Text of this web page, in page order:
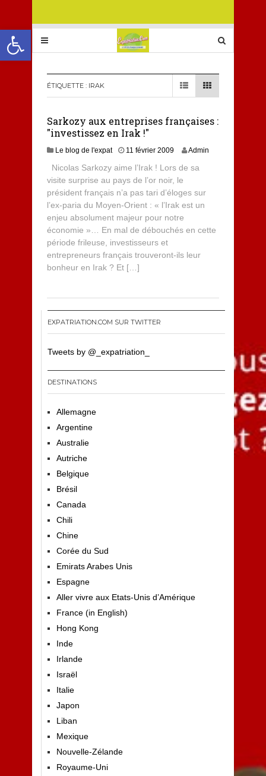
Ouvrir la barre d’outils
ÉTIQUETTE : IRAK
Sarkozy aux entreprises françaises :
"investissez en Irak !"
Le blog de l'expat 11 février 2009 Admin
Nicolas Sarkozy aime l’Irak ! Lors de sa
visite surprise au pays de l’or noir, le
président français n’a pas tari d’éloges sur
l’ex-paria du Moyen-Orient : « l’Irak est un
enjeu absolument majeur pour notre
économie »… En mal de débouchés en cette
période frileuse, investisseurs et
entrepreneurs français trouveront-ils leur
bonheur en Irak ? Et […]
EXPATRIATION.COM SUR TWITTER
Tweets by @_expatriation_
DESTINATIONS
Allemagne
Argentine
Australie
Autriche
Belgique
Brésil
Canada
Chili
Chine
Corée du Sud
Emirats Arabes Unis
Espagne
Aller vivre aux Etats-Unis d’Amérique
France (in English)
Hong Kong
Inde
Irlande
Israël
Italie
Japon
Liban
Mexique
Nouvelle-Zélande
Royaume-Uni